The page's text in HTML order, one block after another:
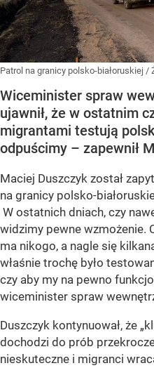
Patrol na granicy polsko-białoruskiej /
Wiceminister spraw
ujawnił, że w ostatnim
migrantami testują
odpuścimy – zapewnił
Maciej Duszczyk został
na granicy polsko-
W ostatnich dniach, czy
widzimy pewne wzmożenie.
ma nikogo, a nagle się
właśnie trochę było
czy aby my na pewno
wiceminister spraw
Duszczyk kontynuował, że
dochodzi do prób
nieskuteczne i migranci